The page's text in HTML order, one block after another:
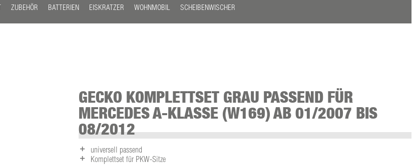
ZUBEHÖR BATTERIEN EISKRATZER WOHNMOBIL SCHEIBENWISCHER
GECKO KOMPLETTSET GRAU PASSEND FÜR
MERCEDES A-KLASSE (W169) AB 01/2007 BIS
08/2012
universell passend
Komplettset für PKW-Sitze